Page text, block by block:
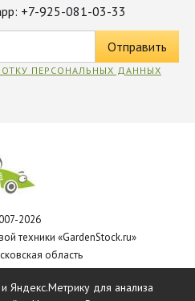
+7-925-081-03-33
ПЕРСОНАЛЬНЫХ ДАННЫХ
2026
техники «GardenStock.ru»
область
для анализа